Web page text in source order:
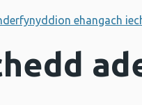
ehangach